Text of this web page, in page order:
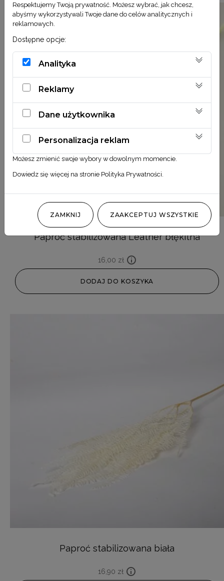
Paproć stabilizowana Leather błękitna
16,00 zł
DODAJ DO KOSZYKA
Paproć stabilizowana biała
16,90 zł
Respektujemy Twoją prywatność. Możesz wybrać, jak chcesz,
abyśmy wykorzystywali Twoje dane do celów analitycznych i
reklamowych.
Dostępne opcje:
Analityka
Reklamy
Dane użytkownika
Personalizacja reklam
Możesz zmienić swoje wybory w dowolnym momencie.
Dowiedz się więcej na stronie Polityka Prywatności.
ZAMKNIJ ZAAKCEPTUJ WSZYSTKIE